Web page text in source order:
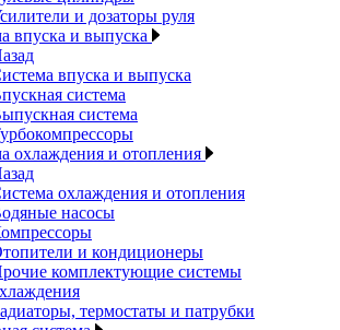
и дозаторы руля
впуска и выпуска
впуска и выпуска
система
система
охлаждения и отопления
охлаждения и отопления
насосы
и кондиционеры
комплектующие системы
термостаты и патрубки